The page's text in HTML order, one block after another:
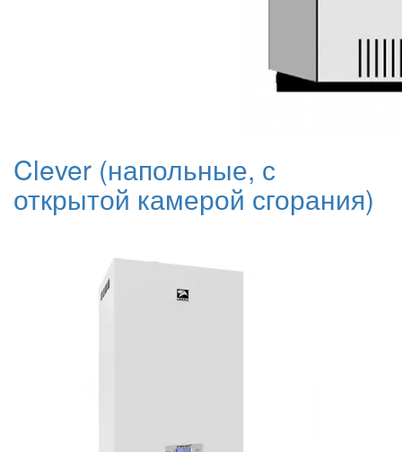
Clever (напольные, с
открытой камерой сгорания)